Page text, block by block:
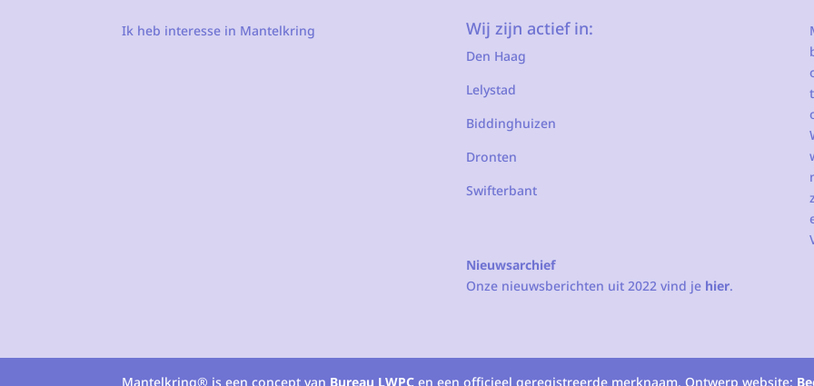
Ik heb interesse in Mantelkring Wij zijn actief in:
Den Haag
Lelystad
Biddinghuizen
Dronten
Swifterbant
Nieuwsarchief
Onze nieuwsberichten uit 2022 vind je hier.
Mantelkring® is een concept van Bureau LWPC en een officieel geregistreerde merknaam. Ontwerp website: